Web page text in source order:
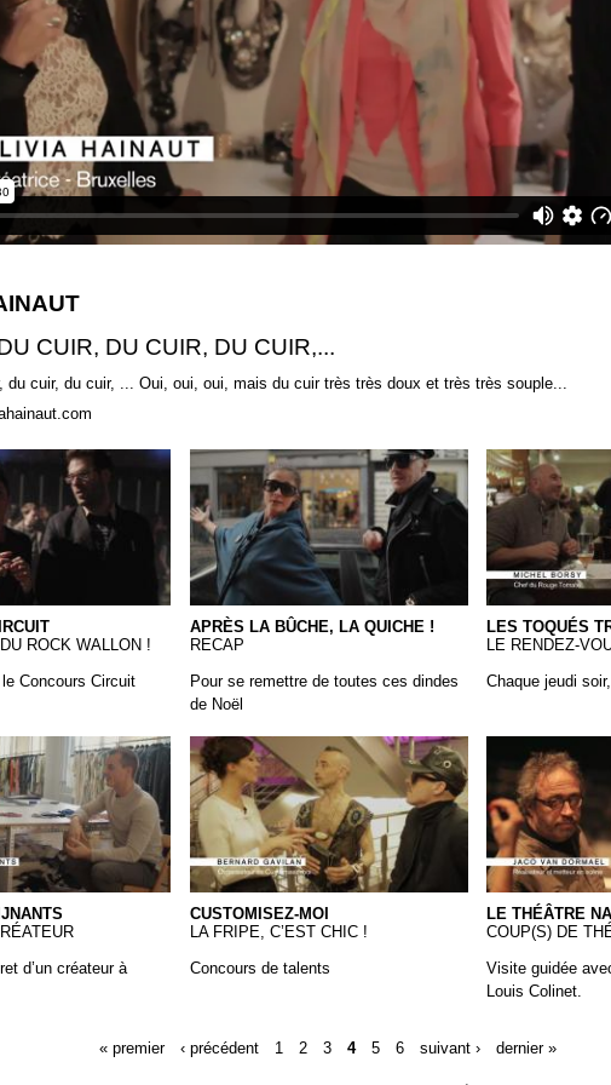
CUIR, DU CUIR, DU CUIR,...
du cuir, du cuir, ... Oui, oui, oui, mais du cuir très très doux et très très souple...
CIRCUIT
ROCK WALLON !
Concours Circuit
Moda Moda - New year
APRÈS LA BÛCHE, LA QUICHE !
RECAP
Pour se remettre de toutes ces dindes
de Noël
16_Les Toqués
LES TOQUÉS
LE RENDEZ-
Chaque jeudi
d’un créateur à
14-Customisez-moi!
CUSTOMISEZ-MOI
LA FRIPE, C’EST CHIC !
Concours de talents
13
LE THÉÂTRE
COUP(S) DE
Visite guidée
Louis Colinet.
« premier ‹ précédent 1 2 3 4 5 6 suivant › dernier »